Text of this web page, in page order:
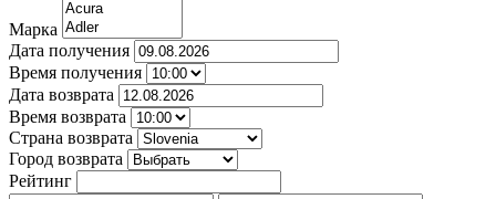
Марка
Дата получения
Время получения
Дата возврата
Время возврата
Страна возврата
Город возврата
Рейтинг